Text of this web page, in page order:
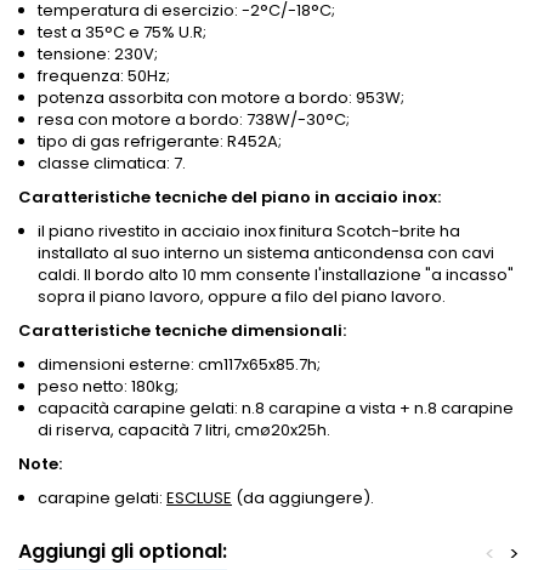
temperatura di esercizio: -2°C/-18°C;
test a 35°C e 75% U.R;
tensione: 230V;
frequenza: 50Hz;
potenza assorbita con motore a bordo: 953W;
resa con motore a bordo: 738W/-30°C;
tipo di gas refrigerante: R452A;
classe climatica: 7.
Caratteristiche tecniche del piano in acciaio inox:
il piano rivestito in acciaio inox finitura Scotch-brite ha
installato al suo interno un sistema anticondensa con cavi
caldi. Il bordo alto 10 mm consente l'installazione "a incasso"
sopra il piano lavoro, oppure a filo del piano lavoro.
Caratteristiche tecniche dimensionali:
dimensioni esterne: cm117x65x85.7h;
peso netto: 180kg;
capacità carapine gelati: n.8 carapine a vista + n.8 carapine
di riserva, capacità 7 litri, cmø20x25h.
Note:
carapine gelati: ESCLUSE (da aggiungere).
Aggiungi gli optional: >
<